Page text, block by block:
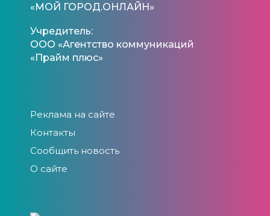
«МОЙ ГОРОД.ОНЛАЙН»
Учредитель:
ООО «Агентство коммуникаций
«Прайм плюс»
Реклама на сайте
Контакты
Сообщить новость
О сайте